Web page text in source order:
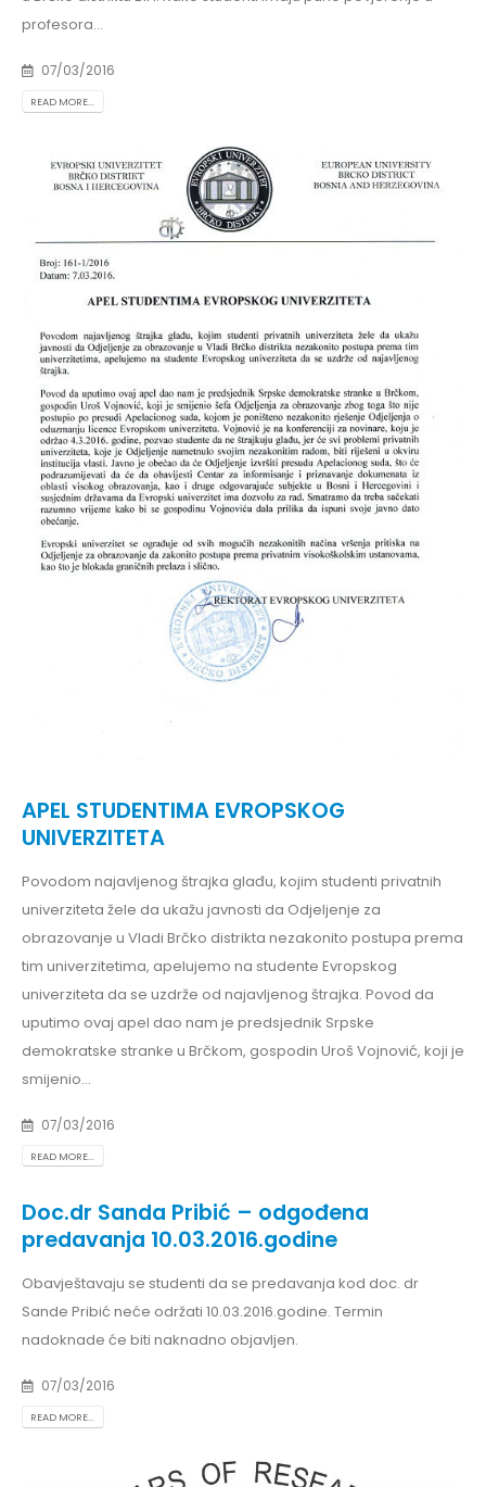
profesora...
07/03/2016
READ MORE...
APEL STUDENTIMA EVROPSKOG
UNIVERZITETA
Povodom najavljenog štrajka glađu, kojim studenti privatnih
univerziteta žele da ukažu javnosti da Odjeljenje za
obrazovanje u Vladi Brčko distrikta nezakonito postupa prema
tim univerzitetima, apelujemo na studente Evropskog
univerziteta da se uzdrže od najavljenog štrajka. Povod da
uputimo ovaj apel dao nam je predsjednik Srpske
demokratske stranke u Brčkom, gospodin Uroš Vojnović, koji je
smijenio...
07/03/2016
READ MORE...
Doc.dr Sanda Pribić – odgođena
predavanja 10.03.2016.godine
Obavještavaju se studenti da se predavanja kod doc. dr
Sande Pribić neće održati 10.03.2016.godine. Termin
nadoknade će biti naknadno objavljen.
07/03/2016
READ MORE...